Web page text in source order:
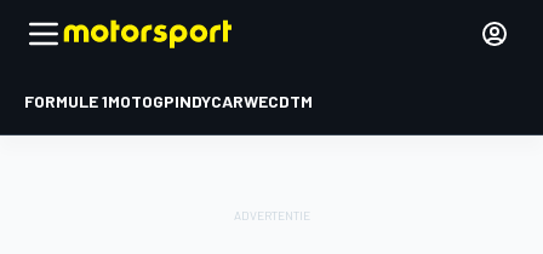
FORMULE 1MOTOGPINDYCARWECDTM